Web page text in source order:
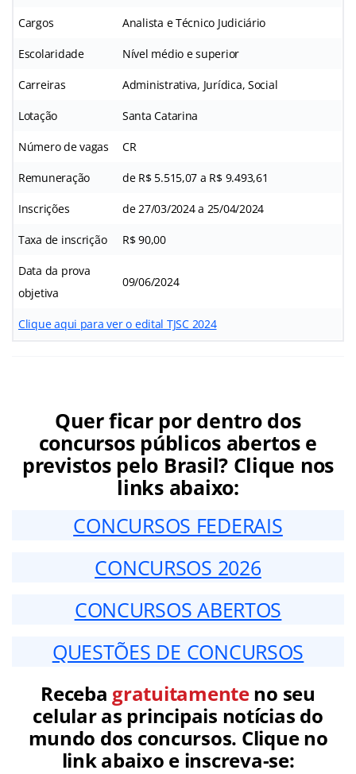
Cargos Analista e Técnico Judiciário
Escolaridade Nível médio e superior
Carreiras Administrativa, Jurídica, Social
Lotação Santa Catarina
Número de vagas CR
Remuneração de R$ 5.515,07 a R$ 9.493,61
Inscrições de 27/03/2024 a 25/04/2024
Taxa de inscrição R$ 90,00
Data da prova
objetiva
09/06/2024
Clique aqui para ver o edital TJSC 2024
Quer ficar por dentro dos
concursos públicos abertos e
previstos pelo Brasil? Clique nos
links abaixo:
CONCURSOS FEDERAIS
CONCURSOS 2026
CONCURSOS ABERTOS
QUESTÕES DE CONCURSOS
Receba gratuitamenteno seu
celular as principais notícias do
mundo dos concursos. Clique no
link abaixo e inscreva-se: